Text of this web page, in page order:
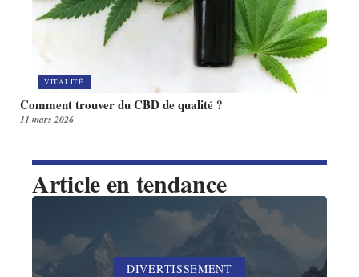
VITALITÉ
Comment trouver du CBD de qualité ?
11 mars 2026
Article en tendance
DIVERTISSEMENT